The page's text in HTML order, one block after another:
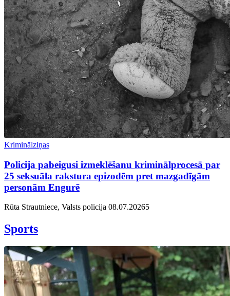
Kriminālziņas
Policija pabeigusi izmeklēšanu kriminālprocesā par
25 seksuāla rakstura epizodēm pret mazgadīgām
personām Engurē
Rūta Strautniece, Valsts policija 08.07.20265
Sports